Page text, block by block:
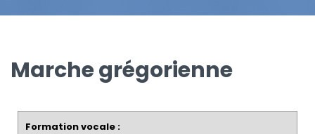
Marche grégorienne
Formation vocale :